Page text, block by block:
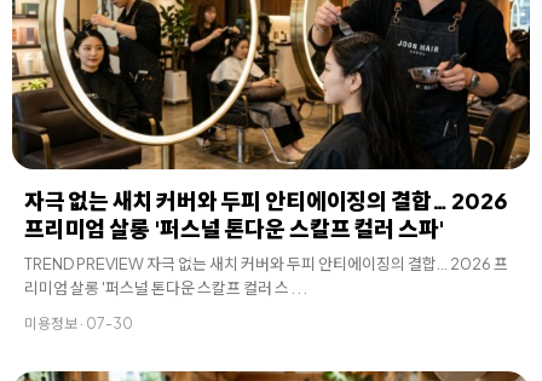
자극 없는 새치 커버와 두피 안티에이징의 결합… 2026
프리미엄 살롱 '퍼스널 톤다운 스칼프 컬러 스파'
TREND PREVIEW 자극 없는 새치 커버와 두피 안티에이징의 결합… 2026 프
리미엄 살롱 '퍼스널 톤다운 스칼프 컬러 스 . . .
미용정보 · 07-30